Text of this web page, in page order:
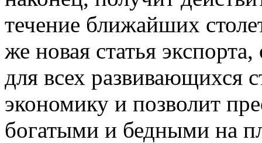
течение ближайших
же новая статья
для всех развивающихся
экономику и позволит
богатыми и бедными на